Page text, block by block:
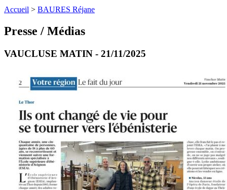
Accueil > BAURES Réjane
Presse / Médias
VAUCLUSE MATIN - 21/11/2025